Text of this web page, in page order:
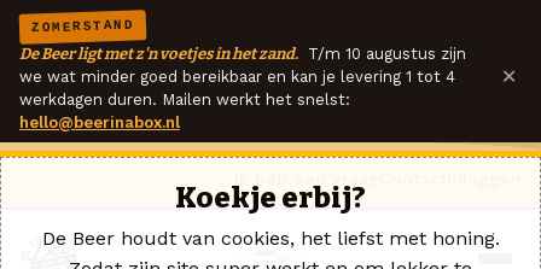
ZOMERSTAND
De Beer ligt met z'n voetjes in het zand. T/m 10 augustus zijn
we wat minder goed bereikbaar en kan je levering 1 tot 4
werkdagen duren. Mailen werkt het snelst:
hello@beerinabox.nl
×
Koekje erbij?
De Beer houdt van cookies, het liefst met honing.